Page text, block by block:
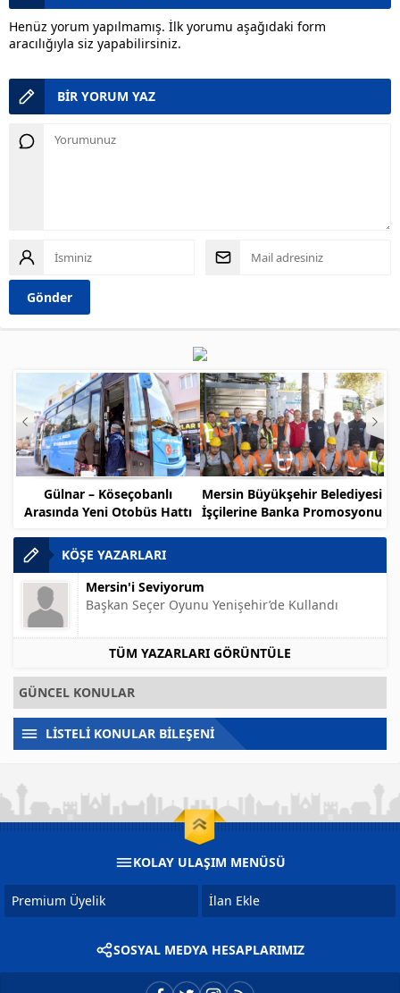
Henüz yorum yapılmamış. İlk yorumu aşağıdaki form
aracılığıyla siz yapabilirsiniz.
BİR YORUM YAZ
Gülnar – Köseçobanlı
Arasında Yeni Otobüs Hattı
Mersin Büyükşehir Belediyesi
İşçilerine Banka Promosyonu
KÖŞE YAZARLARI
Mersin'i Seviyorum
Başkan Seçer Oyunu Yenişehir’de Kullandı
TÜM YAZARLARI GÖRÜNTÜLE
GÜNCEL KONULAR
LİSTELİ KONULAR BİLEŞENİ
KOLAY ULAŞIM MENÜSÜ
Premium Üyelik İlan Ekle
SOSYAL MEDYA HESAPLARIMIZ